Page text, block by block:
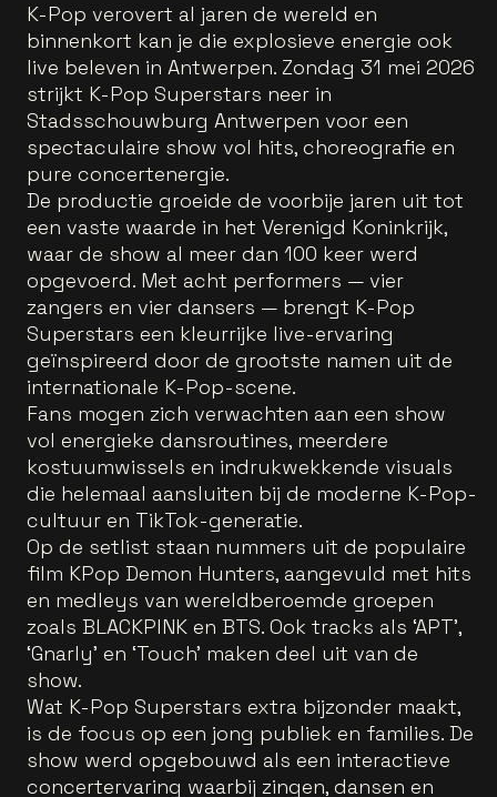
K-Pop verovert al jaren de wereld en
binnenkort kan je die explosieve energie ook
live beleven in Antwerpen. Zondag 31 mei 2026
strijkt K-Pop Superstars neer in
Stadsschouwburg Antwerpen voor een
spectaculaire show vol hits, choreografie en
pure concertenergie.
De productie groeide de voorbije jaren uit tot
een vaste waarde in het Verenigd Koninkrijk,
waar de show al meer dan 100 keer werd
opgevoerd. Met acht performers — vier
zangers en vier dansers — brengt K-Pop
Superstars een kleurrijke live-ervaring
geïnspireerd door de grootste namen uit de
internationale K-Pop-scene.
Fans mogen zich verwachten aan een show
vol energieke dansroutines, meerdere
kostuumwissels en indrukwekkende visuals
die helemaal aansluiten bij de moderne K-Pop-
cultuur en TikTok-generatie.
Op de setlist staan nummers uit de populaire
film KPop Demon Hunters, aangevuld met hits
en medleys van wereldberoemde groepen
zoals BLACKPINK en BTS. Ook tracks als ‘APT’,
‘Gnarly’ en ‘Touch’ maken deel uit van de
show.
Wat K-Pop Superstars extra bijzonder maakt,
is de focus op een jong publiek en families. De
show werd opgebouwd als een interactieve
concertervaring waarbij zingen, dansen en